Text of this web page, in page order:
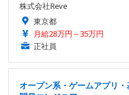
株式会社Reve
東京都
月給28万円～35万円
正社員
オープン系・ゲームアプリ